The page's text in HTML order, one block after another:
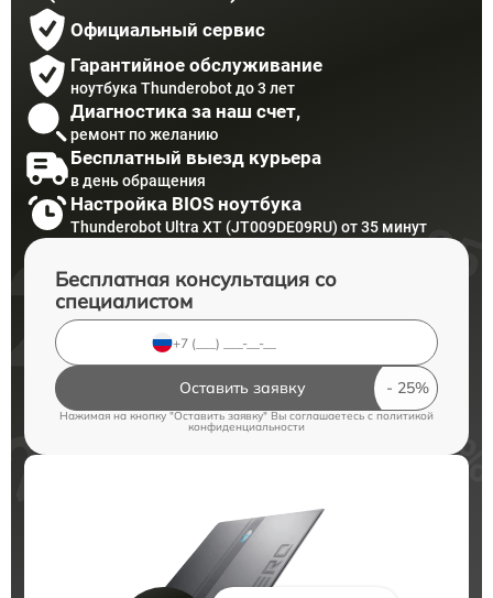
Официальный сервис
Гарантийное обслуживание
ноутбука Thunderobot до 3 лет
Диагностика за наш счет,
ремонт по желанию
Бесплатный выезд курьера
в день обращения
Настройка BIOS ноутбука
Thunderobot Ultra XT (JT009DE09RU) от 35 минут
Бесплатная консультация со
специалистом
Оставить заявку
Нажимая на кнопку "Оставить заявку" Вы соглашаетесь cполитикой
конфиденциальности